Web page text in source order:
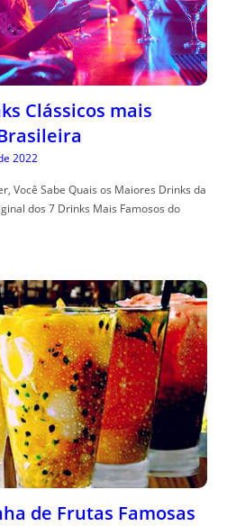
Clássicos mais
2022
Você Sabe Quais os Maiores Drinks da
dos 7 Drinks Mais Famosos do
de Frutas Famosas